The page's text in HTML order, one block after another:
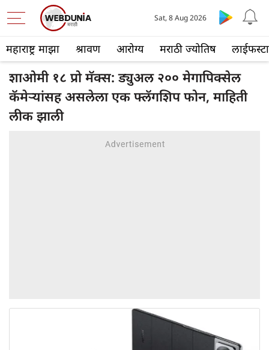
महाराष्ट्र माझा श्रावण आरोग्य मराठी ज्योतिष
Sat, 8 Aug 2026
शाओमी १८ प्रो मॅक्स: ड्युअल २०० मेगापिक्सेल
कॅमेऱ्यांसह असलेला एक फ्लॅगशिप फोन, माहिती
लीक झाली